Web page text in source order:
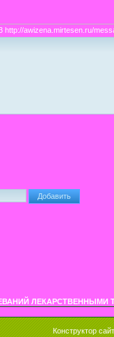
http://awizena.mirtesen.ru/
ЛЕКАРСТВЕННЫМИ
Конструктор